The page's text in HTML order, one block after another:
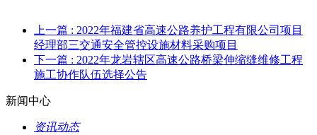
上一篇 : 2022年福建省高速公路养护工程有限公司项目
经理部三交通安全管控设施材料采购项目
下一篇 : 2022年龙岩辖区高速公路桥梁伸缩缝维修工程
施工协作队伍选择公告
新闻中心
资讯动态